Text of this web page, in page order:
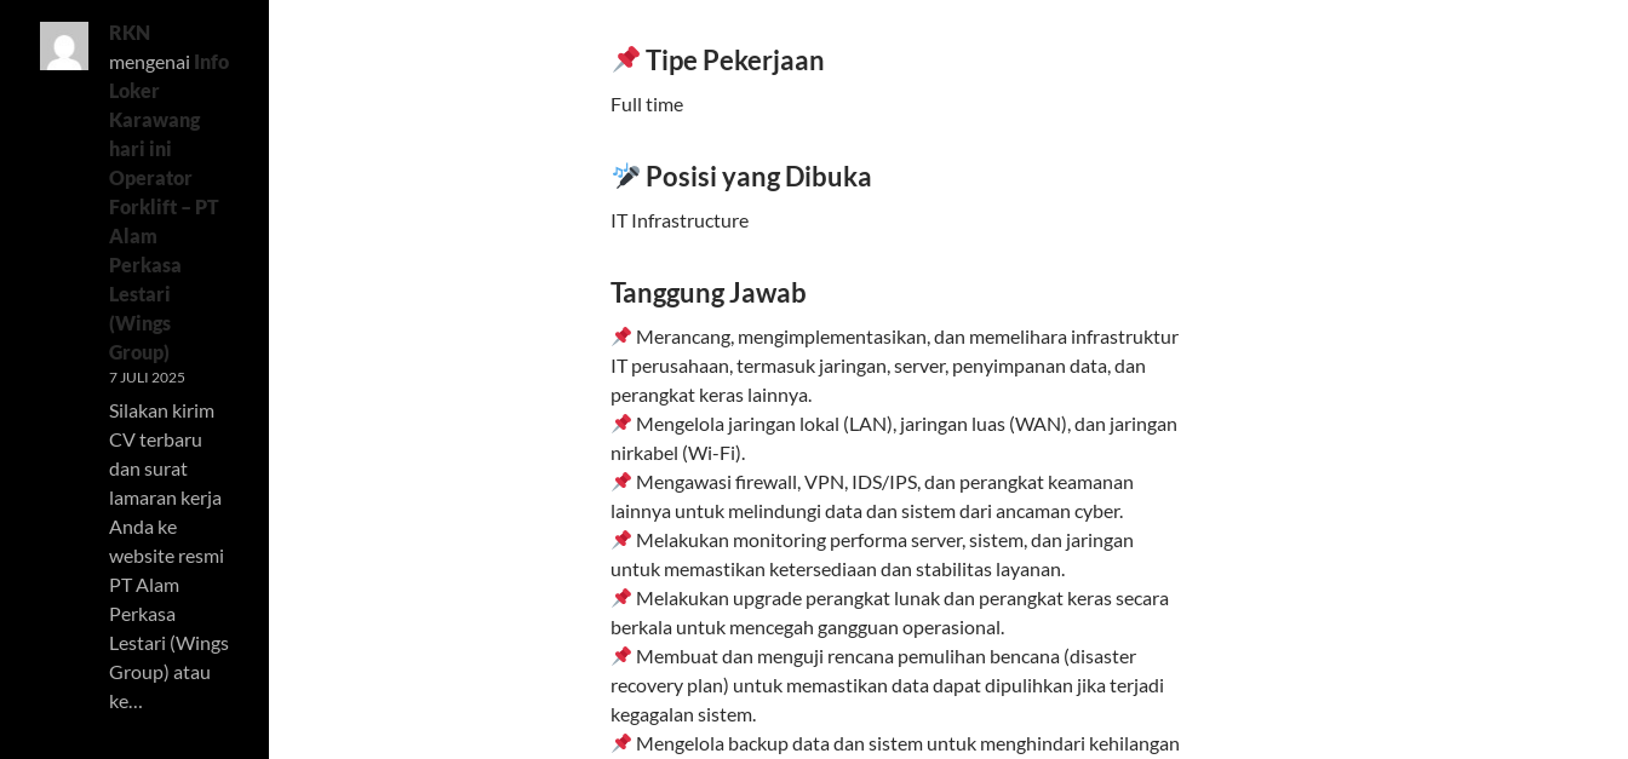
Tipe Pekerjaan
Full time
Posisi yang Dibuka
IT Infrastructure
Tanggung Jawab
Merancang, mengimplementasikan, dan memelihara infrastruktur
IT perusahaan, termasuk jaringan, server, penyimpanan data, dan
perangkat keras lainnya.
Mengelola jaringan lokal (LAN), jaringan luas (WAN), dan jaringan
nirkabel (Wi-Fi).
Mengawasi firewall, VPN, IDS/IPS, dan perangkat keamanan
lainnya untuk melindungi data dan sistem dari ancaman cyber.
Melakukan monitoring performa server, sistem, dan jaringan
untuk memastikan ketersediaan dan stabilitas layanan.
Melakukan upgrade perangkat lunak dan perangkat keras secara
berkala untuk mencegah gangguan operasional.
Membuat dan menguji rencana pemulihan bencana (disaster
recovery plan) untuk memastikan data dapat dipulihkan jika terjadi
kegagalan sistem.
Mengelola backup data dan sistem untuk menghindari kehilangan
RKN
mengenai Info
Loker
Karawang
hari ini
Operator
Forklift – PT
Alam
Perkasa
Lestari
(Wings
Group)
7 JULI 2025
Silakan kirim
CV terbaru
dan surat
lamaran kerja
Anda ke
website resmi
PT Alam
Perkasa
Lestari (Wings
Group) atau
ke…